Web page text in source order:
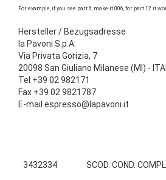
For example, if you see part 6, make it 006, for part 12 it
Hersteller / Bezugsadresse
la Pavoni S.p.A.
Via Privata Gorizia, 7
20098 San Giuliano Milanese (MI) -
Tel +39 02 982171
Fax +39 02 9821787
E-mail espresso@lapavoni.it
3432334 SCOD. COND.